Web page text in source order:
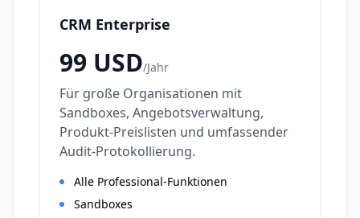
CRM Enterprise
99 USD/Jahr
Für große Organisationen mit
Sandboxes, Angebotsverwaltung,
Produkt-Preislisten und umfassender
Audit-Protokollierung.
Alle Professional-Funktionen
Sandboxes